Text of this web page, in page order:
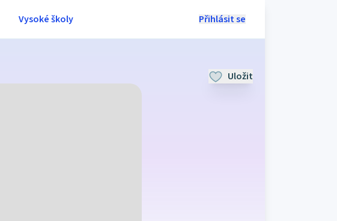
Přihlásit se
Vysoké školy
Uložit